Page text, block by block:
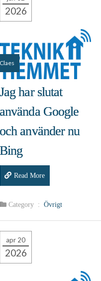
2026
Claes
Jag har slutat
använda Google
och använder nu
Bing
Read More
Category : Övrigt
apr 20
2026